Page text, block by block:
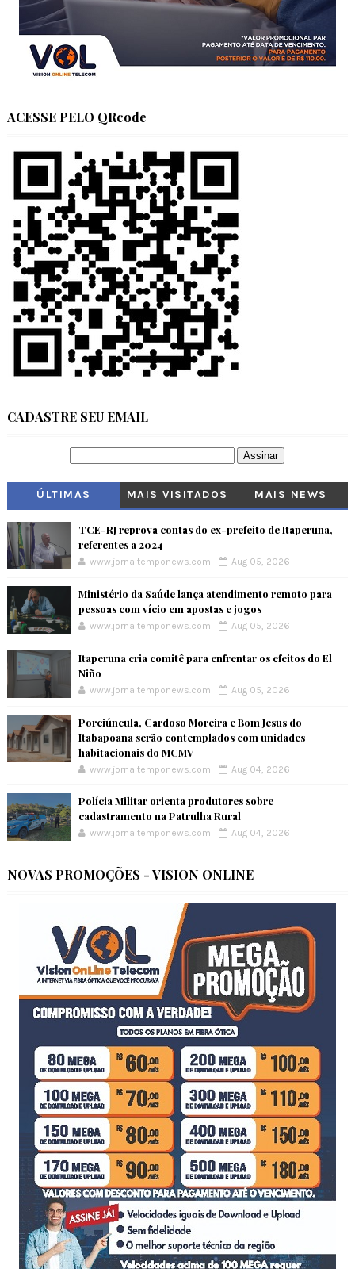
ACESSE PELO QRcode
CADASTRE SEU EMAIL
ÚLTIMAS MAIS VISITADOS MAIS NEWS
TCE-RJ reprova contas do ex-prefeito de Itaperuna,
referentes a 2024
www.jornaltemponews.com Aug 05, 2026
Ministério da Saúde lança atendimento remoto para
pessoas com vício em apostas e jogos
www.jornaltemponews.com Aug 05, 2026
Itaperuna cria comitê para enfrentar os efeitos do El
Niño
www.jornaltemponews.com Aug 05, 2026
Porciúncula, Cardoso Moreira e Bom Jesus do
Itabapoana serão contemplados com unidades
habitacionais do MCMV
www.jornaltemponews.com Aug 04, 2026
Polícia Militar orienta produtores sobre
cadastramento na Patrulha Rural
www.jornaltemponews.com Aug 04, 2026
NOVAS PROMOÇÕES - VISION ONLINE